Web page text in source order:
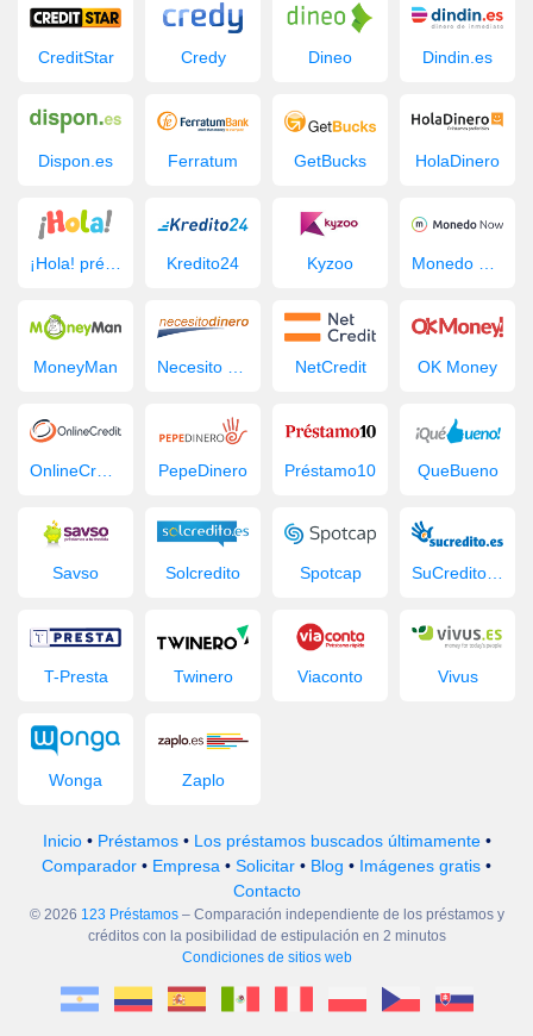
CreditStar Credy Dineo Dindin.es
Dispon.es Ferratum GetBucks HolaDinero
¡Hola! préstamo Kredito24 Kyzoo Monedo Now
MoneyMan NetCredit OK Money
PepeDinero Préstamo10 QueBueno
Savso Solcredito Spotcap SuCredito.es
T-Presta Twinero Viaconto Vivus
Wonga Zaplo
Inicio• Préstamos• Los préstamos buscados últimamente•
Comparador • Empresa • Solicitar • Blog • Imágenes gratis •
Contacto
© 2026 123 Préstamos– Comparación independiente de los préstamos y
créditos con la posibilidad de estipulación en 2 minutos
Condiciones de sitios web